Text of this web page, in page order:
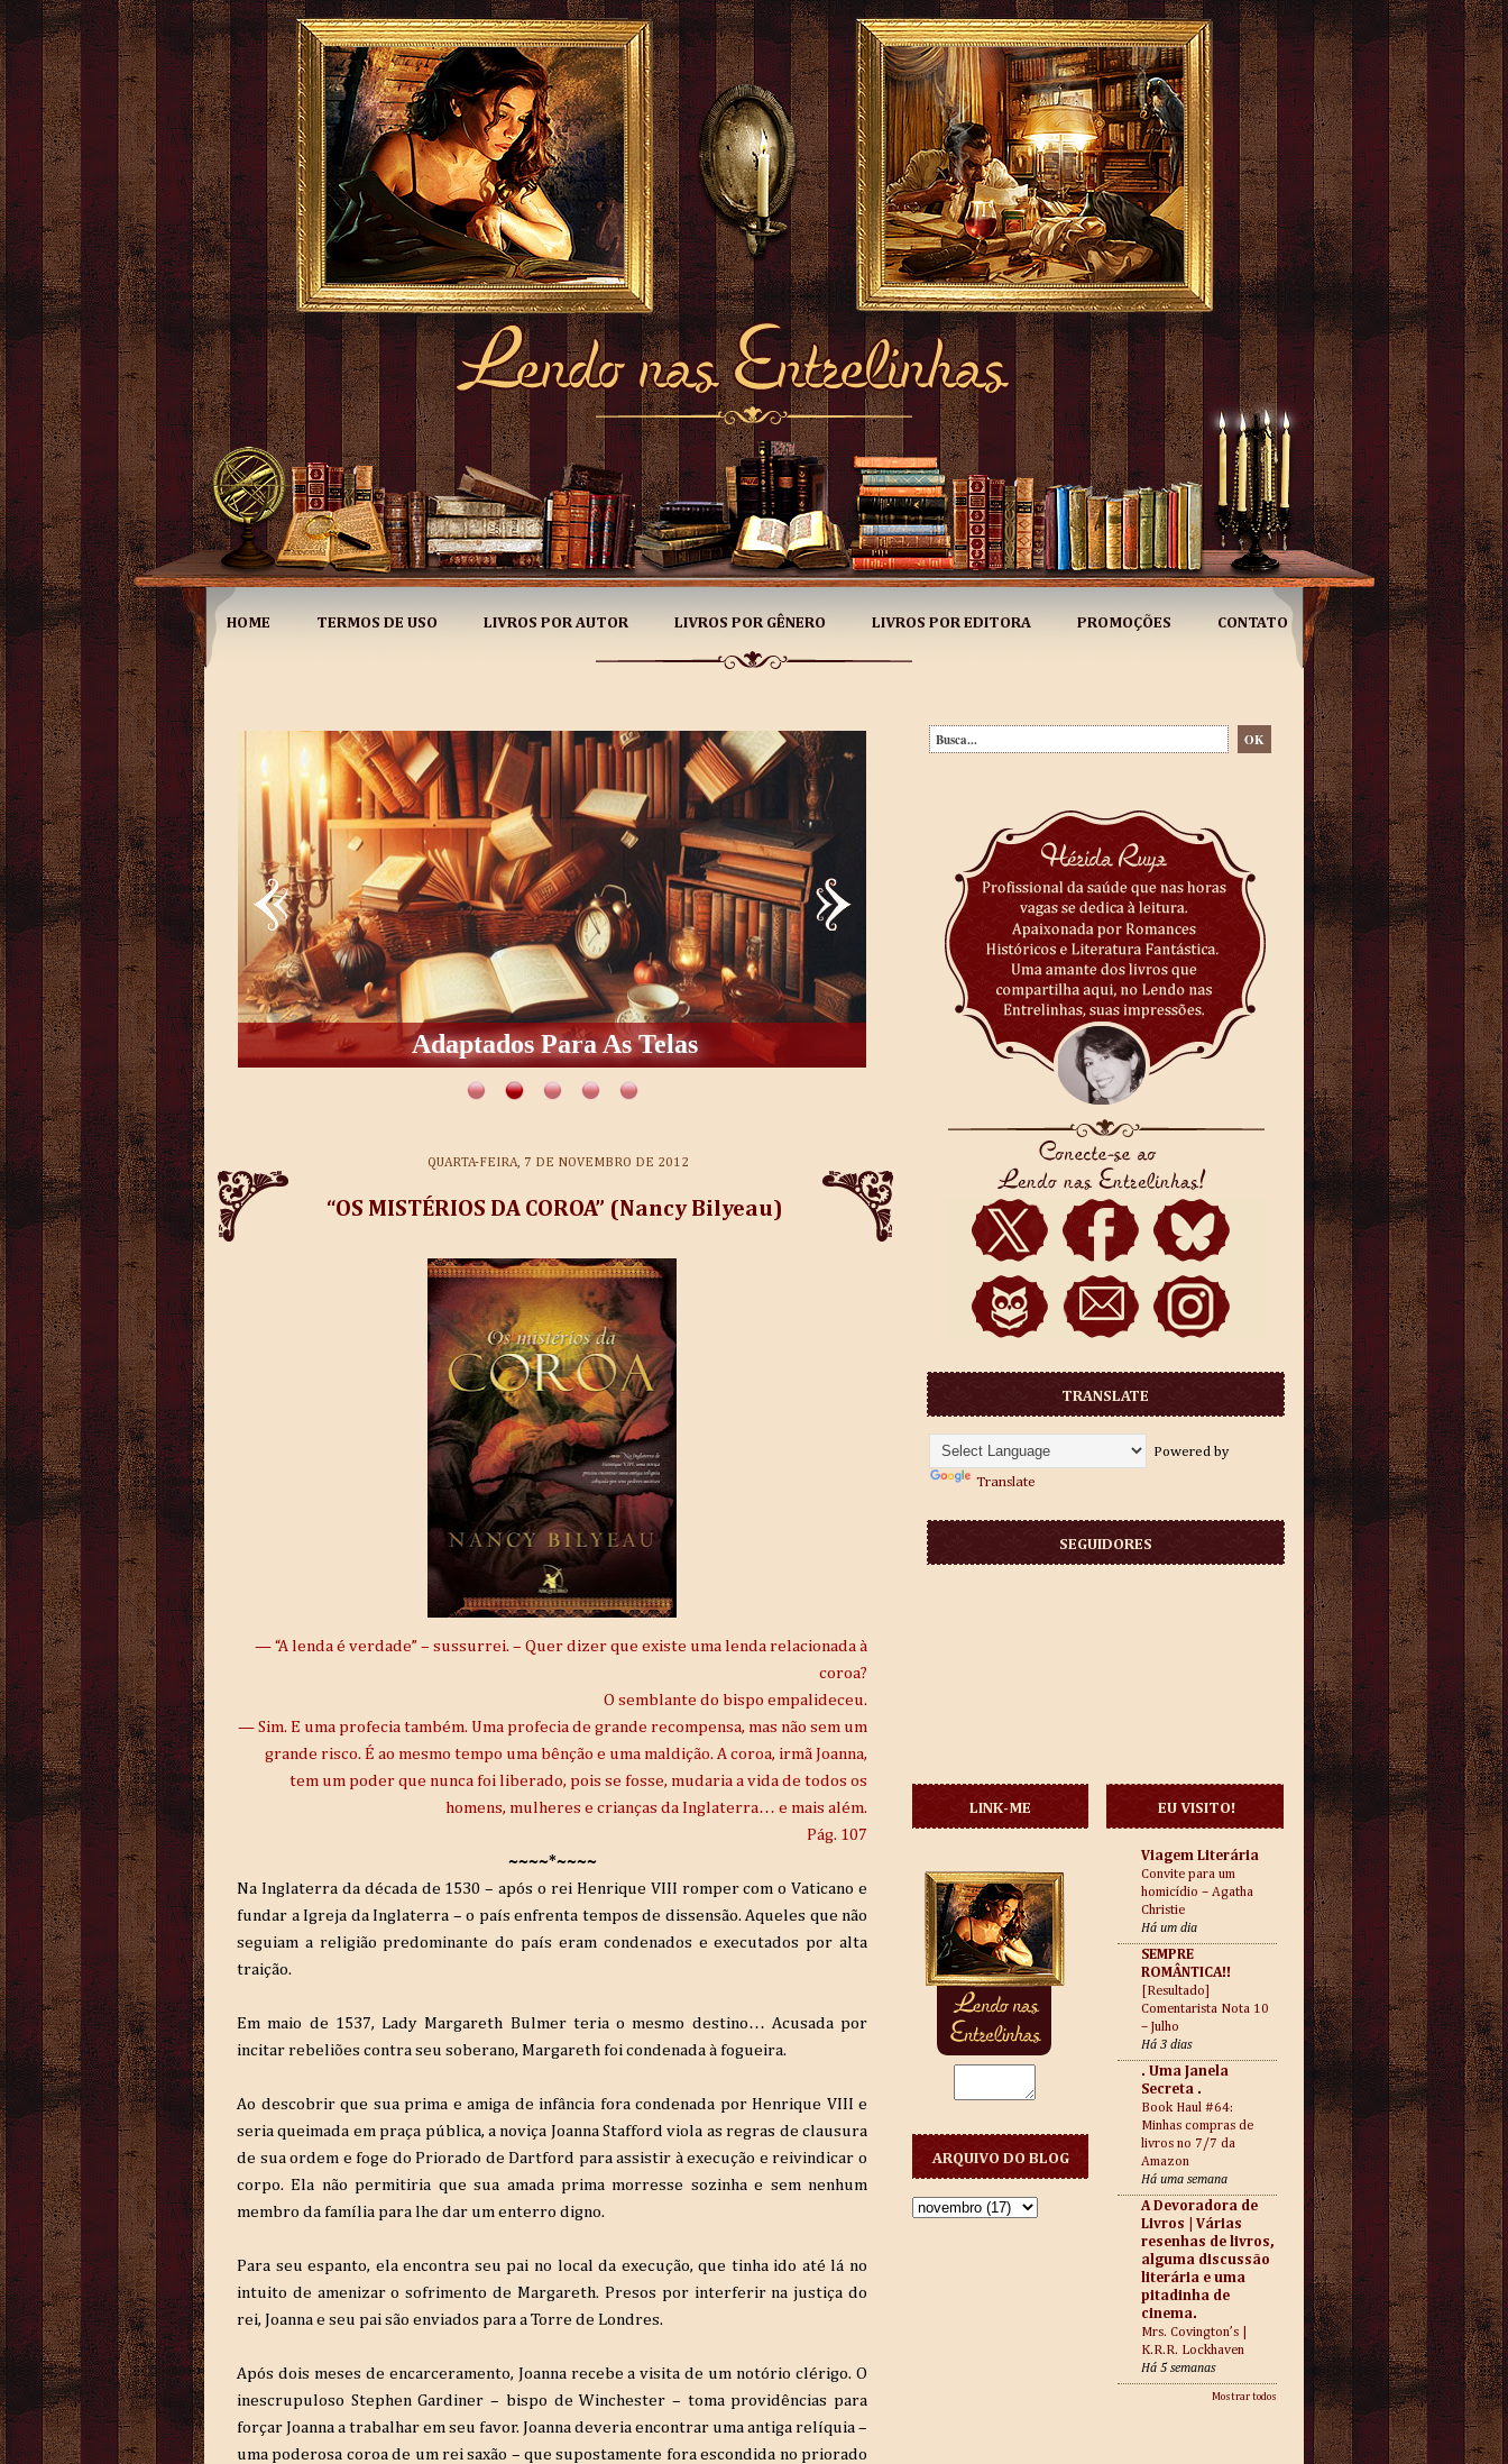
HOME TERMOS DE USO LIVROS POR AUTOR LIVROS POR GÊNERO LIVROS POR EDITORA PROMOÇÕES CONTATO
Adaptados Para As Telas
QUARTA-FEIRA, 7 DE NOVEMBRO DE 2012
“OS MISTÉRIOS DA COROA” (Nancy Bilyeau)
— “A lenda é verdade” – sussurrei. – Quer dizer que existe uma lenda relacionada à
coroa?
O semblante do bispo empalideceu.
— Sim. E uma profecia também. Uma profecia de grande recompensa, mas não sem um
grande risco. É ao mesmo tempo uma bênção e uma maldição. A coroa, irmã Joanna,
tem um poder que nunca foi liberado, pois se fosse, mudaria a vida de todos os
homens, mulheres e crianças da Inglaterra… e mais além.
Pág. 107
~~~~*~~~~
Na Inglaterra da década de 1530 – após o rei Henrique VIII romper com o Vaticano e
fundar a Igreja da Inglaterra – o país enfrenta tempos de dissensão. Aqueles que não
seguiam a religião predominante do país eram condenados e executados por alta
traição.
Em maio de 1537, Lady Margareth Bulmer teria o mesmo destino… Acusada por
incitar rebeliões contra seu soberano, Margareth foi condenada à fogueira.
Ao descobrir que sua prima e amiga de infância fora condenada por Henrique VIII e
seria queimada em praça pública, a noviça Joanna Stafford viola as regras de clausura
de sua ordem e foge do Priorado de Dartford para assistir à execução e reivindicar o
corpo. Ela não permitiria que sua amada prima morresse sozinha e sem nenhum
membro da família para lhe dar um enterro digno.
Para seu espanto, ela encontra seu pai no local da execução, que tinha ido até lá no
intuito de amenizar o sofrimento de Margareth. Presos por interferir na justiça do
rei, Joanna e seu pai são enviados para a Torre de Londres.
Após dois meses de encarceramento, Joanna recebe a visita de um notório clérigo. O
inescrupuloso Stephen Gardiner – bispo de Winchester – toma providências para
forçar Joanna a trabalhar em seu favor. Joanna deveria encontrar uma antiga relíquia –
uma poderosa coroa de um rei saxão – que supostamente fora escondida no priorado
TRANSLATE
Powered by
Translate
SEGUIDORES
LINK-ME
ARQUIVO DO BLOG
EU VISITO!
Viagem Literária
Convite para um
homicídio – Agatha
Christie
Há um dia
SEMPRE
ROMÂNTICA!!
[Resultado]
Comentarista Nota 10
– Julho
Há 3 dias
. Uma Janela
Secreta .
Book Haul #64:
Minhas compras de
livros no 7/7 da
Amazon
Há uma semana
A Devoradora de
Livros | Várias
resenhas de livros,
alguma discussão
literária e uma
pitadinha de
cinema.
Mrs. Covington’s |
K.R.R. Lockhaven
Há 5 semanas
Mostrar todos